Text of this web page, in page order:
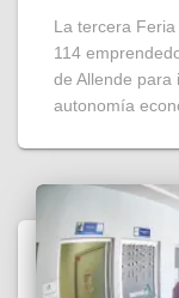
La tercera
114
de Allende para
autonomía